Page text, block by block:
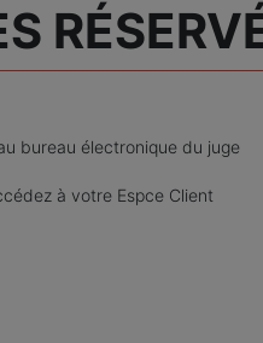
bureau électronique du juge
à votre Espce Client